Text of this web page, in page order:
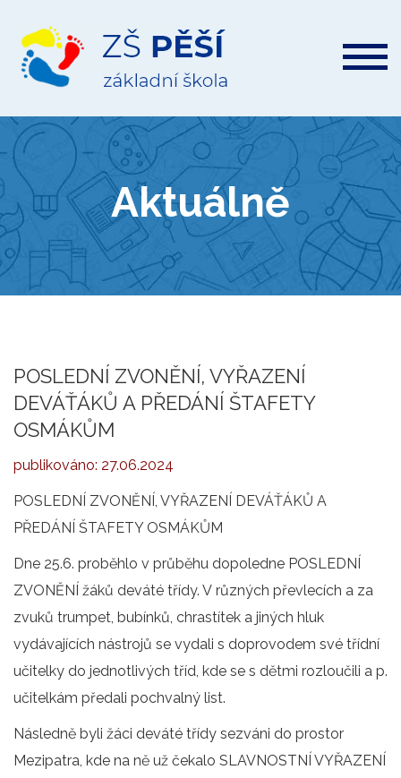
ZŠ
Pěší
Aktuálně
POSLEDNÍ ZVONĚNÍ, VYŘAZENÍ
DEVÁŤÁKŮ A PŘEDÁNÍ ŠTAFETY
OSMÁKŮM
publikováno: 27.06.2024
POSLEDNÍ ZVONĚNÍ, VYŘAZENÍ DEVÁŤÁKŮ A
PŘEDÁNÍ ŠTAFETY OSMÁKŮM
Dne 25.6. proběhlo v průběhu dopoledne POSLEDNÍ
ZVONĚNÍ žáků deváté třídy. V různých převlecích a za
zvuků trumpet, bubínků, chrastítek a jiných hluk
vydávajících nástrojů se vydali s doprovodem své třídní
učitelky do jednotlivých tříd, kde se s dětmi rozloučili a p.
učitelkám předali pochvalný list.
Následně byli žáci deváté třídy sezváni do prostor
Mezipatra, kde na ně už čekalo SLAVNOSTNÍ VYŘAZENÍ